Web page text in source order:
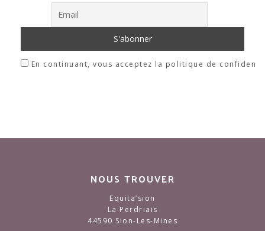
En continuant, vous acceptez la politique de
NOUS TROUVER
Equita’sion
La Perdriais
44590 Sion-Les-Mines